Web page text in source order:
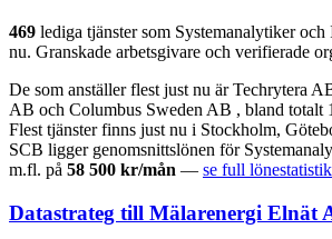
469 lediga tjänster som Systemanalytiker
nu. Granskade arbetsgivare och verifierade
De som anställer flest just nu är Techrytera
AB och Columbus Sweden AB , bland totalt
Flest tjänster finns just nu i Stockholm,
SCB ligger genomsnittslönen för
m.fl. på 58 500 kr/mån — se full lönestatistik
Datastrateg till Mälarenergi Elnät